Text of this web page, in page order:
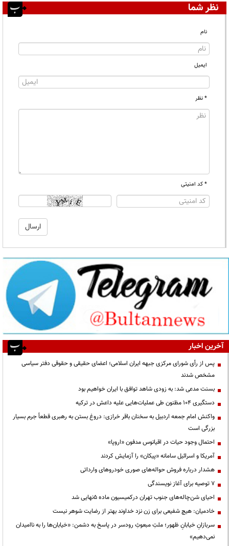
نظر شما
نام
ایمیل
* نظر
* کد امنیتی
آخرین اخبار
پس از رأی شورای مرکزی جبهه ایران اسلامی؛ اعضای حقیقی و حقوقی دفتر سیاسی
مشخص شدند
بسنت مدعی شد: به زودی شاهد توافق با ایران خواهیم بود
دستگیری ۱۰۴ مظنون طی عملیات‌هایی علیه داعش در ترکیه
واکنش امام جمعه اردبیل به سخنان باقر خرازی: دروغ بستن به رهبری قطعاً جرم بسیار
بزرگی است
احتمال وجود حیات در اقیانوس مدفون «اروپا»
آمریکا و اسرائیل سامانه «پیکان» را آزمایش کردند
هشدار درباره فروش حواله‌های صوری خودروهای وارداتی
۷ توصیه برای آغاز نویسندگی
احیای شن‌چاله‌های جنوب تهران درکمیسیون ماده ۵نهایی شد
خادمیان: هیچ شفیعی برای زن نزد خداوند بهتر از رضایت شوهر نیست
سربازانِ خیابانِ ظهور؛ ملتِ مبعوثِ رودسر در پاسخ به دشمن: «خیابان‌ها را به ناامیدان
نمی‌دهیم»